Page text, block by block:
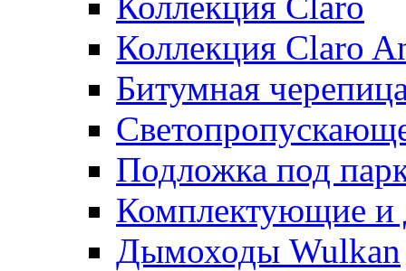
Коллекция Claro
Битумная
Подложка под
Комплектующие и
Дымоходы Wulkan